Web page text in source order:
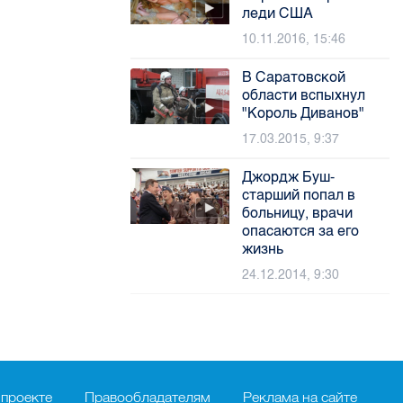
леди США
10.11.2016, 15:46
В Саратовской
области вспыхнул
"Король Диванов"
17.03.2015, 9:37
Джордж Буш-
старший попал в
больницу, врачи
опасаются за его
жизнь
24.12.2014, 9:30
Правообладателям Реклама на сайте